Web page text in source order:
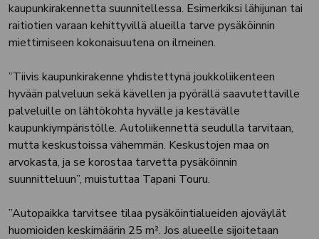
kaupunkirakennetta suunnitellessa. Esimerkiksi lähijunan tai
raitiotien varaan kehittyvillä alueilla tarve pysäköinnin
miettimiseen kokonaisuutena on ilmeinen.
”Tiivis kaupunkirakenne yhdistettynä joukkoliikenteen
hyvään palveluun sekä kävellen ja pyörällä saavutettaville
palveluille on lähtökohta hyvälle ja kestävälle
kaupunkiympäristölle. Autoliikennettä seudulla tarvitaan,
mutta keskustoissa vähemmän. Keskustojen maa on
arvokasta, ja se korostaa tarvetta pysäköinnin
suunnitteluun”, muistuttaa Tapani Touru.
”Autopaikka tarvitsee tilaa pysäköintialueiden ajoväylät
huomioiden keskimäärin 25 m². Jos alueelle sijoitetaan